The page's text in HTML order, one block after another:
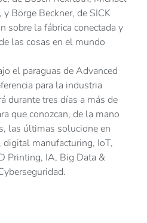
Börge Beckner, de SICK
sobre la fábrica conectada y
las cosas en el mundo
el paraguas de Advanced
para la industria
durante tres días a más de
que conozcan, de la mano
las últimas solucione en
manufacturing, IoT,
Printing, IA, Big Data &